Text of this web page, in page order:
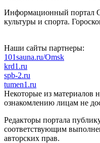
Информационный портал
культуры и спорта.
Наши сайты партнеры:
101sauna.ru/Omsk
krd1.ru
spb-2.ru
tumen1.ru
Некоторые из материалов
ознакомлению лицам не
Редакторы портала
соответствующим
авторских прав.